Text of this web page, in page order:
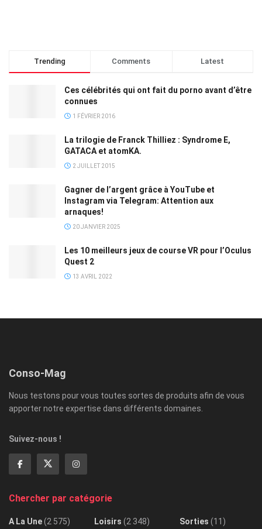
Trending Comments Latest
Ces célébrités qui ont fait du porno avant d’être
connues
1 FÉVRIER 2016
La trilogie de Franck Thilliez : Syndrome E,
GATACA et atomKA.
2 JUILLET 2015
Gagner de l’argent grâce à YouTube et
Instagram via Telegram: Attention aux
arnaques!
20 JANVIER 2025
Les 10 meilleurs jeux de course VR pour l’Oculus
Quest 2
13 AVRIL 2022
Conso-Mag
Nous testons pour vous toutes sortes de produits afin de vous
apporter notre expertise dans différents domaines.
Suivez-nous !
Chercher par catégorie
A La Une(2 575)
Loisirs (2 348) Sorties (11)